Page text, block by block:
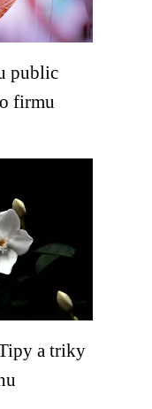
public
firmu
a triky